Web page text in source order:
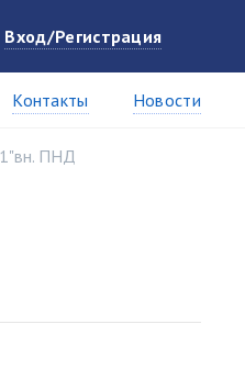
Вход/Регистрация
Контакты Новости
ПНД